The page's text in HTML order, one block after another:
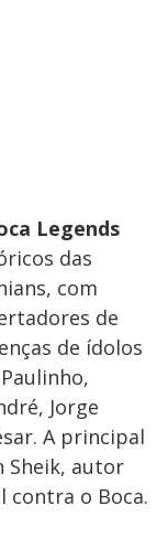
Legends
das
com
de
de ídolos
Jorge
A principal
Sheik, autor
contra o Boca.